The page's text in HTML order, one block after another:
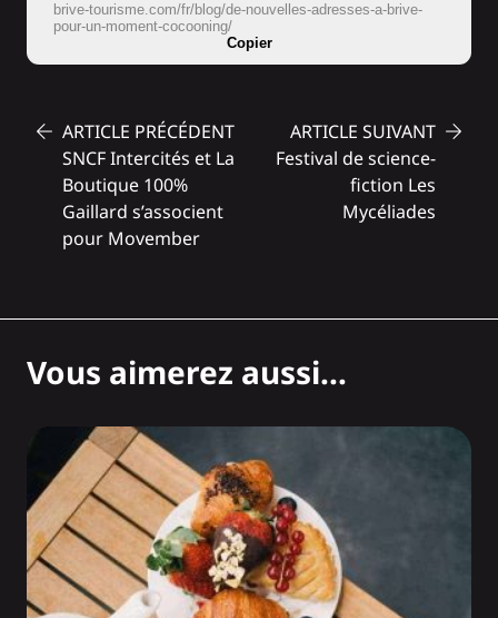
brive-tourisme.com/fr/blog/de-nouvelles-adresses-a-brive-
pour-un-moment-cocooning/
Copier
ARTICLE PRÉCÉDENT
SNCF Intercités et La
Boutique 100%
Gaillard s’associent
pour Movember
ARTICLE SUIVANT
Festival de science-
fiction Les
Mycéliades
Vous aimerez aussi...